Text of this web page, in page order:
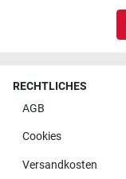
RECHTLICHES
AGB
Cookies
Versandkosten